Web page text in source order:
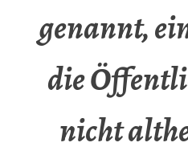
genannt,
die
nicht